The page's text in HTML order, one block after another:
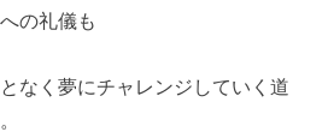
の礼儀も
なく夢にチャレンジしていく道